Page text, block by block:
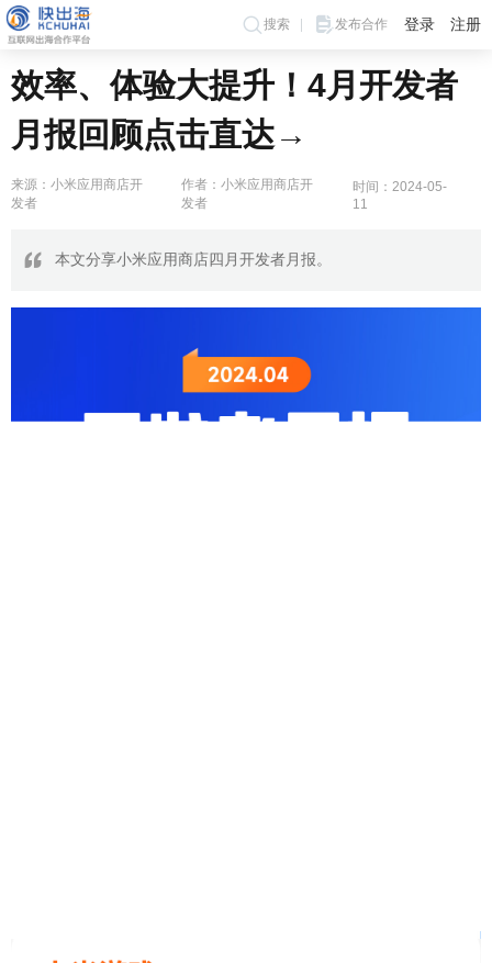
搜索 发布合作 登录 注册
效率、体验大提升！4月开发者
月报回顾点击直达→
来源：小米应用商店开
发者
作者：小米应用商店开
发者
时间：2024-05-
11
本文分享小米应用商店四月开发者月报。